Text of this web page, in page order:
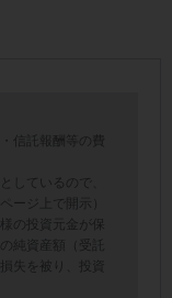
信託報酬等の費
しているので、
ージ上で開示）
の投資元金が保
純資産額（受託
失を被り、投資